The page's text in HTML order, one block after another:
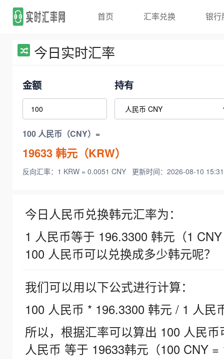
首页 汇率兑换 银行
今日实时汇率
金额 持有
100 人民币（CNY）=
19633韩元（KRW）
反向汇率：1 KRW = 0.0051 CNY 更新时间：2026-08-10
今日人民币兑换韩元汇率为：
1 人民币等于 196.3300 韩元（1
100 人民币可以兑换成多少韩元呢？
我们可以用以下公式进行计算：
100 人民币 * 196.3300 韩元 / 1 人民
所以，根据汇率可以算出 100 人民
人民币 等于 19633韩元（100 CNY =